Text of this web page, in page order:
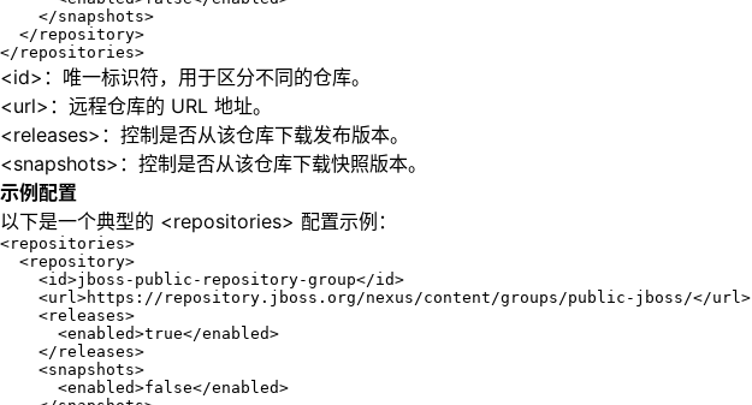
</snapshots>
</repository>
</repositories>
<id>：唯一标识符，用于区分不同的仓库。
<url>：远程仓库的 URL 地址。
<releases>：控制是否从该仓库下载发布版本。
<snapshots>：控制是否从该仓库下载快照版本。
示例配置
以下是一个典型的 <repositories> 配置示例：
<repositories>
<repository>
<id>jboss-public-repository-group</id>
<url>https://repository.jboss.org/nexus/content/groups/public-jboss/</url>
<releases>
<enabled>true</enabled>
</releases>
<snapshots>
<enabled>false</enabled>